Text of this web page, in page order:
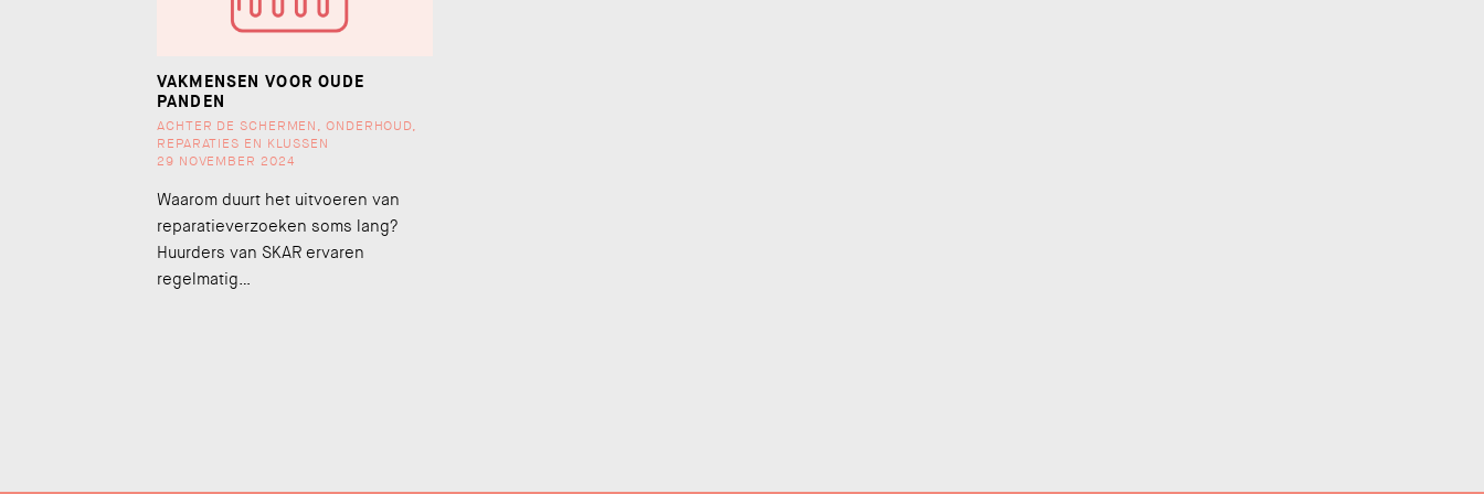
VAKMENSEN VOOR OUDE
PANDEN
ACHTER DE SCHERMEN ,ONDERHOUD,
REPARATIES EN KLUSSEN
29 NOVEMBER 2024
Waarom duurt het uitvoeren van
reparatieverzoeken soms lang?
Huurders van SKAR ervaren
regelmatig…